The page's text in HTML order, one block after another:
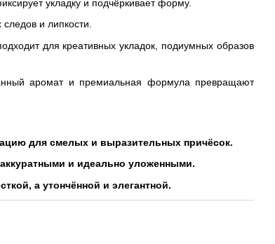
укладку и подчёркивает форму.
и липкости.
для креативных укладок, подиумных образов
аромат и премиальная формула превращают
для смелых и выразительных причёсок.
и идеально уложенными.
а утончённой и элегантной.